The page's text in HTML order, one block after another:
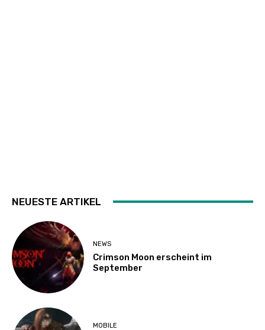
NEUESTE ARTIKEL
NEWS
Crimson Moon erscheint im
September
MOBILE